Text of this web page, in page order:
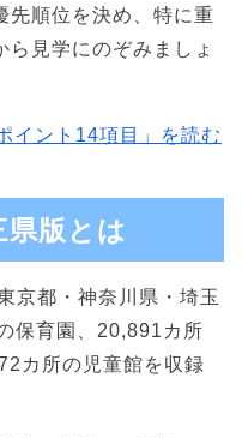
先順位を決め、特に重
見学にのぞみましょ
イント14項目」を読む
版とは
京都・神奈川県・埼玉
保育園、20,891カ所
カ所の児童館を収録